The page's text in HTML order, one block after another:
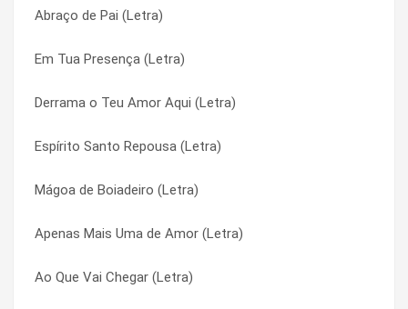
Abraço de Pai (Letra)
Em Tua Presença (Letra)
Derrama o Teu Amor Aqui (Letra)
Espírito Santo Repousa (Letra)
Mágoa de Boiadeiro (Letra)
Apenas Mais Uma de Amor (Letra)
Ao Que Vai Chegar (Letra)
Cara de Família (Letra)
Cântico das Criaturas (Letra)
Cante Em Paz (Letra)
Cantarei, Cantará (Letra)
Canção Nova Sempre Santa (Letra)
Canção Dos Imperfeitos (Letra)
Canção da Exaltação (Letra)
Lamento dos Imperfeitos (Letra)
Lamento dos Imperfeitos (Letra)
Lamento Sertanejo (Letra)
Lamento Sertanejo (Letra)
Lava-me (Letra)
Lava-me (Letra)
Levanta-te (Letra)